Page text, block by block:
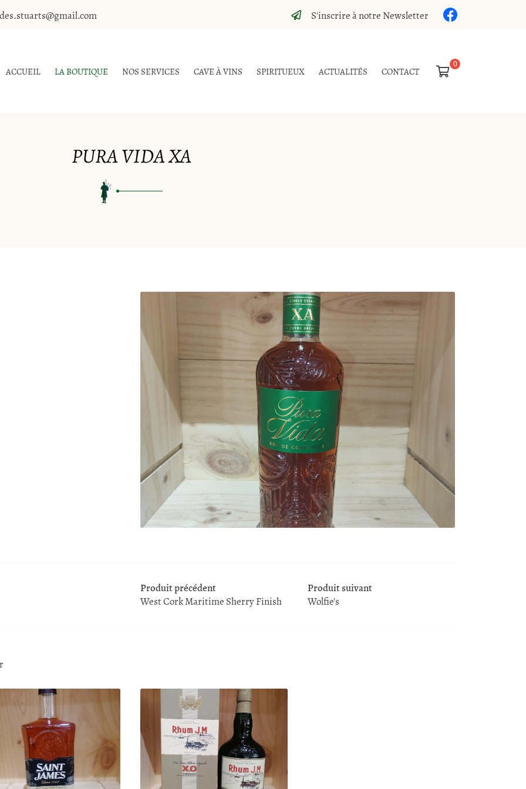
S'inscrire à notre Newsletter
ACCUEIL LA BOUTIQUE NOS SERVICES CAVE À VINS SPIRITUEUX ACTUALITÉS CONTACT 
Valider votre panier
PURA VIDA XA
Produit précédent
West Cork Maritime Sherry Finish
Produit suivant
Wolfie's